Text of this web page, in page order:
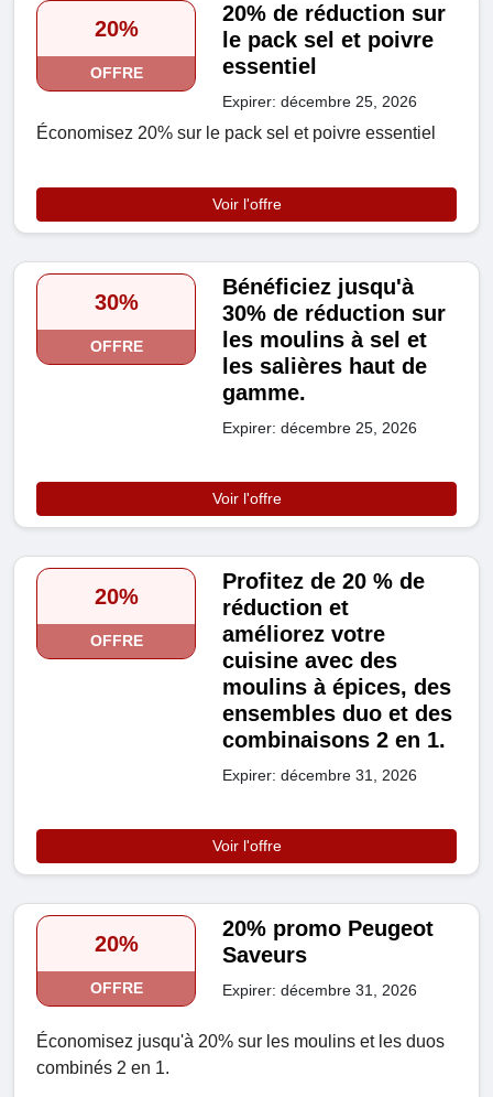
20%
OFFRE
20% de réduction sur
le pack sel et poivre
essentiel
Expirer: décembre 25, 2026
Économisez 20% sur le pack sel et poivre essentiel
Voir l'offre
30%
OFFRE
Bénéficiez jusqu'à
30% de réduction sur
les moulins à sel et
les salières haut de
gamme.
Expirer: décembre 25, 2026
Voir l'offre
20%
OFFRE
Profitez de 20 % de
réduction et
améliorez votre
cuisine avec des
moulins à épices, des
ensembles duo et des
combinaisons 2 en 1.
Expirer: décembre 31, 2026
Voir l'offre
20%
OFFRE
20% promo Peugeot
Saveurs
Expirer: décembre 31, 2026
Économisez jusqu'à 20% sur les moulins et les duos
combinés 2 en 1.